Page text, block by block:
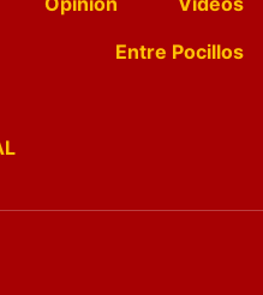
Entre Pocillos